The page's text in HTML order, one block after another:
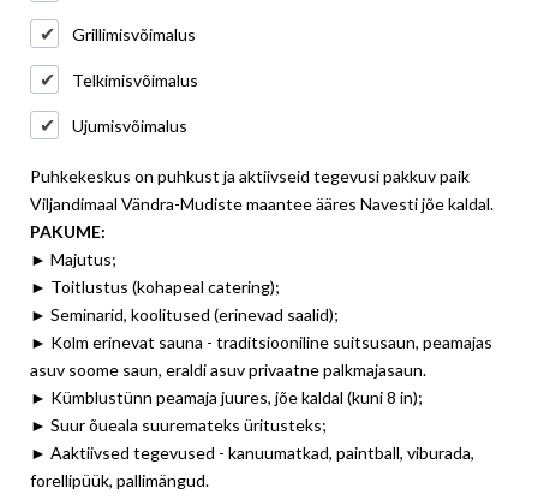
Grillimisvõimalus
Telkimisvõimalus
Ujumisvõimalus
Puhkekeskus on puhkust ja aktiivseid tegevusi pakkuv paik
Viljandimaal Vändra-Mudiste maantee ääres Navesti jõe kaldal.
PAKUME:
► Majutus;
► Toitlustus (kohapeal catering);
► Seminarid, koolitused (erinevad saalid);
► Kolm erinevat sauna - traditsiooniline suitsusaun, peamajas
asuv soome saun, eraldi asuv privaatne palkmajasaun.
► Kümblustünn peamaja juures, jõe kaldal (kuni 8 in);
► Suur õueala suuremateks üritusteks;
► Aaktiivsed tegevused - kanuumatkad, paintball, viburada,
forellipüük, pallimängud.